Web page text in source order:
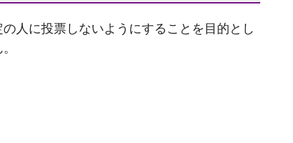
人に投票しないようにすることを目的とし